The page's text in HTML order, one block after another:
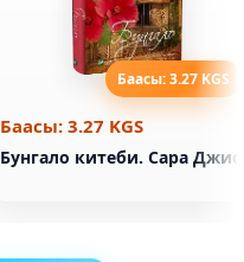
Баасы: 3.27 KGS
Баасы: 3.27 KGS
Бунгало китеби. Сара Джио